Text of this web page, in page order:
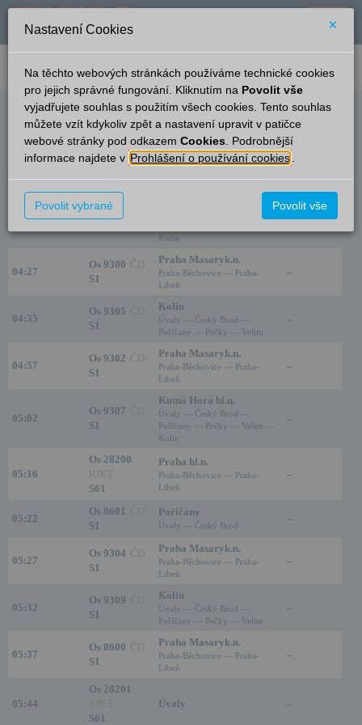
verze: 2.0.6 podpora: help-tabule@oltis.cz
English
Odjezdy
Praha-Klánovice
23:47
Čas/Aktuální Vlak/Linka Cíl/Přes Nástupiště
04:06
Os 9303
Kolín
–
04:27
Os 9300 ČD
S1
Praha Masaryk.n.
Praha-Běchovice — Praha-
Libeň
–
04:35
Os 9305
S1
Kolín
Úvaly — Český Brod —
Poříčany — Pečky — Velim
–
04:57
Os 9302 ČD
S1
Praha Masaryk.n.
Praha-Běchovice — Praha-
Libeň
–
05:02
Os 9307
S1
Kutná Hora hl.n.
Úvaly — Český Brod —
Poříčany — Pečky — Velim —
Kolín
–
05:16
Os 28200
RJET
S61
Praha hl.n.
Praha-Běchovice — Praha-
Libeň
–
05:22
Os 8601
S1
Poříčany
Úvaly — Český Brod
–
05:27
Os 9304 ČD
S1
Praha Masaryk.n.
Praha-Běchovice — Praha-
Libeň
–
05:32
Os 9309
S1
Kolín
Úvaly — Český Brod —
Poříčany — Pečky — Velim
–
05:37
Os 8600 ČD
S1
Praha Masaryk.n.
Praha-Běchovice — Praha-
Libeň
–
05:44
Os 28201
S61
Úvaly –
Nastavení Cookies ×
Na těchto webových stránkách používáme technické cookies
pro jejich správné fungování. Kliknutím na Povolit vše
vyjadřujete souhlas s použitím všech cookies. Tento souhlas
můžete vzít kdykoliv zpět a nastavení upravit v patičce
webové stránky pod odkazem Cookies . Podrobnější
informace najdete v Prohlášení o používání cookies
Povolit vybrané Povolit vše